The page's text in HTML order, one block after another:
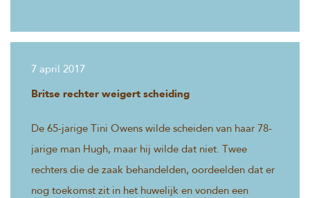
7 april 2017
Britse rechter weigert scheiding
De 65-jarige Tini Owens wilde scheiden van haar 78-
jarige man Hugh, maar hij wilde dat niet. Twee
rechters die de zaak behandelden, oordeelden dat er
nog toekomst zit in het huwelijk en vonden een